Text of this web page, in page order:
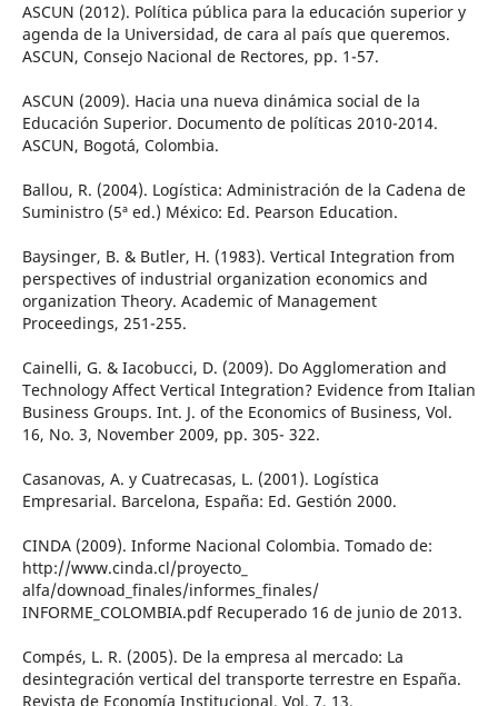
ASCUN (2012). Política pública para la educación superior y
agenda de la Universidad, de cara al país que queremos.
ASCUN, Consejo Nacional de Rectores, pp. 1-57.
ASCUN (2009). Hacia una nueva dinámica social de la
Educación Superior. Documento de políticas 2010-2014.
ASCUN, Bogotá, Colombia.
Ballou, R. (2004). Logística: Administración de la Cadena de
Suministro (5ª ed.) México: Ed. Pearson Education.
Baysinger, B. & Butler, H. (1983). Vertical Integration from
perspectives of industrial organization economics and
organization Theory. Academic of Management
Proceedings, 251-255.
Cainelli, G. & Iacobucci, D. (2009). Do Agglomeration and
Technology Affect Vertical Integration? Evidence from Italian
Business Groups. Int. J. of the Economics of Business, Vol.
16, No. 3, November 2009, pp. 305- 322.
Casanovas, A. y Cuatrecasas, L. (2001). Logística
Empresarial. Barcelona, España: Ed. Gestión 2000.
CINDA (2009). Informe Nacional Colombia. Tomado de:
http://www.cinda.cl/proyecto_
alfa/downoad_finales/informes_finales/
INFORME_COLOMBIA.pdf Recuperado 16 de junio de 2013.
Compés, L. R. (2005). De la empresa al mercado: La
desintegración vertical del transporte terrestre en España.
Revista de Economía Institucional, Vol. 7, 13.